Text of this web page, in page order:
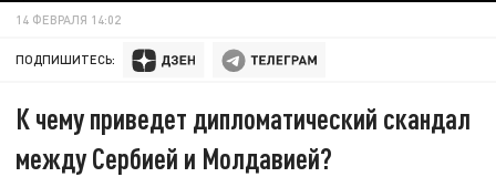
14 ФЕВРАЛЯ 14:02
ПОДПИШИТЕСЬ:
К чему приведет дипломатический скандал
между Сербией и Молдавией?